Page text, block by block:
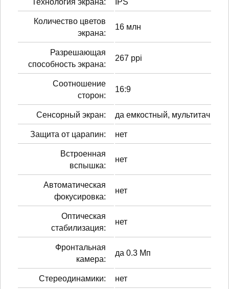
Количество цветов
экрана:
16 млн
Разрешающая
способность экрана:
267 ppi
Соотношение
сторон:
16:9
Сенсорный экран: да емкостный, мультитач
Защита от царапин: нет
Встроенная
вспышка:
нет
Автоматическая
фокусировка:
нет
Оптическая
стабилизация:
нет
Фронтальная
камера:
да 0.3 Мп
Стереодинамики: нет